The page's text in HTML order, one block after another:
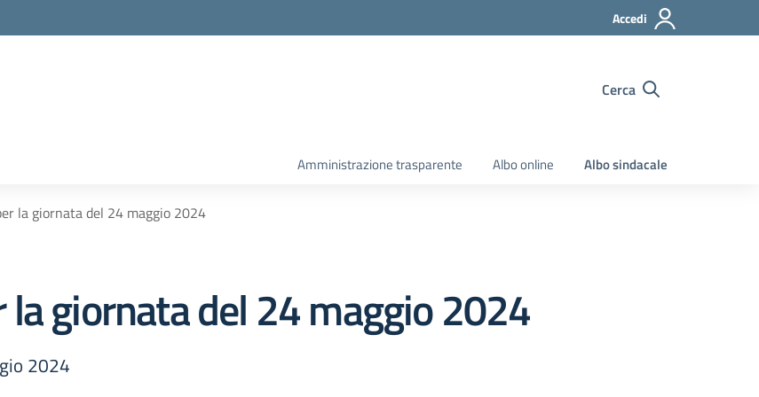
Accedi
Cerca
Amministrazione trasparente Albo online Albo sindacale
la giornata del 24 maggio 2024
giornata del 24 maggio 2024
2024